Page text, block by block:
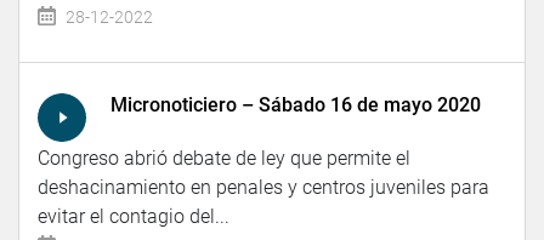
28-12-2022
Micronoticiero – Sábado 16 de mayo 2020
Congreso abrió debate de ley que permite el
deshacinamiento en penales y centros juveniles para
evitar el contagio del...